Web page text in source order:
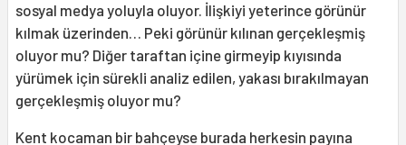
sosyal medya yoluyla oluyor. İlişkiyi yeterince görünür
kılmak üzerinden… Peki görünür kılınan gerçekleşmiş
oluyor mu? Diğer taraftan içine girmeyip kıyısında
yürümek için sürekli analiz edilen, yakası bırakılmayan
gerçekleşmiş oluyor mu?
Kent kocaman bir bahçeyse burada herkesin payına